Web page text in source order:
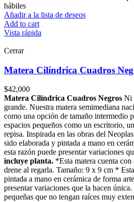
hábiles
Añadir a la lista de deseos
Add to cart
Vista rápida
Cerrar
Matera Cilíndrica Cuadros
$42,000
Matera Cilíndrica Cuadros Negros Ni
grande. Nuestra matera semimediana
como una opción de tamaño intermedio
espacios pequeños como un escritorio,
repisa. Inspirada en las obras del
sido elaborada y pintada a mano en
esta razón puede presentar variaciones
incluye planta. *Esta matera cuenta
drene al regarla. Tamaño: 9 x 9 cm *
pintada a mano en cerámica de forma
presentar variaciones que la hacen
pequeñas que no tengan raíces muy